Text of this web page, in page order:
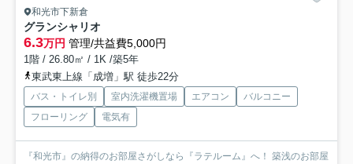
和光市下新倉
グランシャリオ
6.3万円 管理/共益費5,000円
1階 / 26.80㎡ / 1K /築5年
東武東上線「成増」駅 徒歩22分
バス・トイレ別 室内洗濯機置場 エアコン
バルコニー
フローリング
電気有
『和光市』の納得のお部屋さがしなら『ラテルーム』へ！ 築浅のお部屋